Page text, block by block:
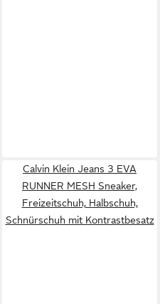
Calvin Klein Jeans 3 EVA
RUNNER MESH Sneaker,
Freizeitschuh, Halbschuh,
Schnürschuh mit Kontrastbesatz